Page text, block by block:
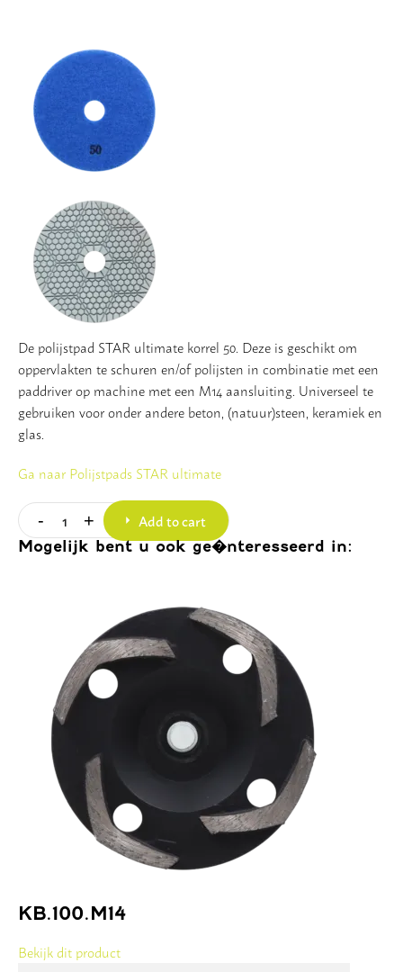
De polijstpad STAR ultimate korrel 50. Deze is geschikt om
oppervlakten te schuren en/of polijsten in combinatie met een
paddriver op machine met een M14 aansluiting. Universeel te
gebruiken voor onder andere beton, (natuur)steen, keramiek en
glas.
Ga naar Polijstpads STAR ultimate
Quantity
- + Add to cart
Mogelijk bent u ook ge�nteresseerd in:
KB.100.M14
Bekijk dit product